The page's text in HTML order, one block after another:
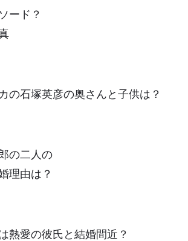
ード？
の石塚英彦の奥さんと子供は？
の二人の
理由は？
熱愛の彼氏と結婚間近？